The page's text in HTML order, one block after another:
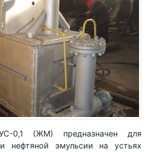
0,1 (ЖМ) предназначен для
нефтяной эмульсии на устьях